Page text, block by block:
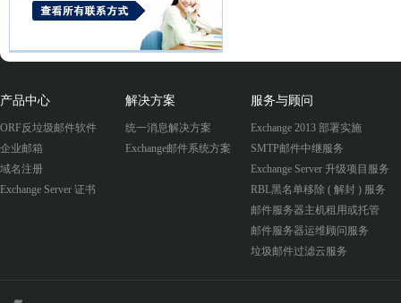
产品中心
ORF反垃圾邮件软件
企业邮箱
域名注册
Exchange Server 证书
解决方案
统一消息解决方案
Exchange邮件系统方案
服务与顾问
Exchange 2013 部署实施
SMTP邮件中继服务
Exchange Server 升级项目服务
RBL黑名单移除 ( 解封 ) 服务
邮件服务器主机租用或托管
邮件服务器运维顾问服务
垃圾邮件过滤云服务